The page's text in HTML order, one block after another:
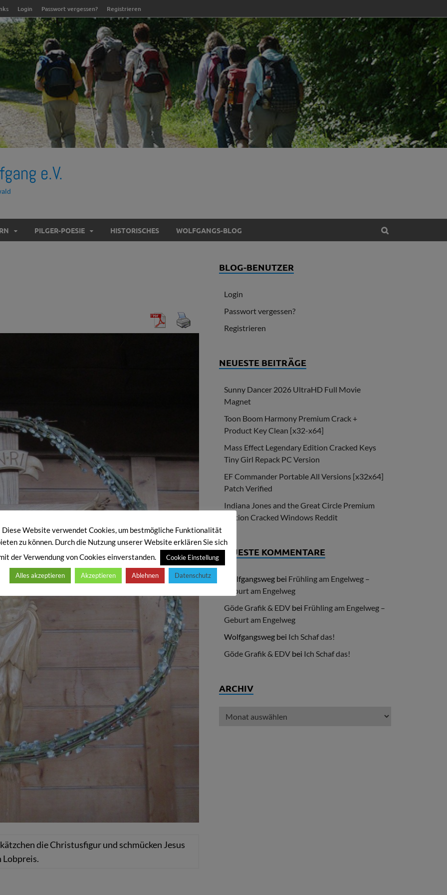
Login Passwort vergessen? Registrieren
e.V.
PILGER-POESIE HISTORISCHES WOLFGANGS-BLOG
die Christusfigur und schmücken Jesus
Lobpreis.
BLOG-BENUTZER
Login
Passwort vergessen?
Registrieren
NEUESTE BEITRÄGE
Sunny Dancer 2026 UltraHD Full Movie
Magnet
Toon Boom Harmony Premium Crack +
Product Key Clean [x32-x64]
Mass Effect Legendary Edition Cracked Keys
Tiny Girl Repack PC Version
EF Commander Portable All Versions [x32x64]
Patch Verified
Indiana Jones and the Great Circle Premium
Edition Cracked Windows Reddit
NEUESTE KOMMENTARE
Wolfgangsweg bei Frühling am Engelweg –
Geburt am Engelweg
Göde Grafik & EDV bei Frühling am Engelweg –
Geburt am Engelweg
Wolfgangsweg bei Ich Schaf das!
Göde Grafik & EDV bei Ich Schaf das!
ARCHIV
Diese Website verwendet Cookies, um bestmögliche Funktionalität
zu können. Durch die Nutzung unserer Website erklären Sie sich
der Verwendung von Cookies einverstanden.
Cookie Einstellung
Alles akzeptieren Akzeptieren Ablehnen Datenschutz